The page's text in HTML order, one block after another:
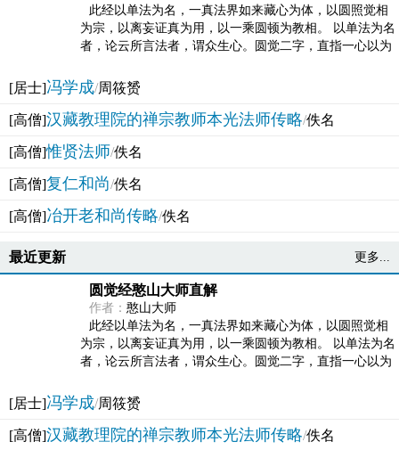
此经以单法为名，一真法界如来藏心为体，以圆照觉相
为宗，以离妄证真为用，以一乘圆顿为教相。 以单法为名
者，论云所言法者，谓众生心。圆觉二字，直指一心以为
[居士]冯学成/周筱赟
[高僧]汉藏教理院的禅宗教师本光法师传略/佚名
[高僧]惟贤法师/佚名
[高僧]复仁和尚/佚名
[高僧]冶开老和尚传略/佚名
最近更新 更多...
圆觉经憨山大师直解
作者： 憨山大师
此经以单法为名，一真法界如来藏心为体，以圆照觉相
为宗，以离妄证真为用，以一乘圆顿为教相。 以单法为名
者，论云所言法者，谓众生心。圆觉二字，直指一心以为
[居士]冯学成/周筱赟
[高僧]汉藏教理院的禅宗教师本光法师传略/佚名